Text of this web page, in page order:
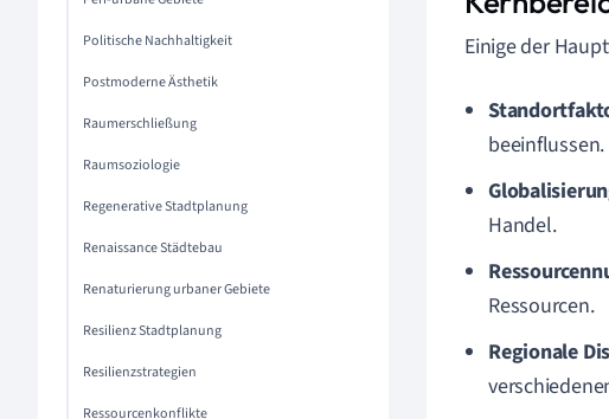
Politische Nachhaltigkeit
Postmoderne Ästhetik
Raumerschließung
Raumsoziologie
Regenerative Stadtplanung
Renaissance Städtebau
Renaturierung urbaner Gebiete
Resilienz Stadtplanung
Resilienzstrategien
Ressourcenkonflikte
Einige der
beeinflussen.
Handel.
Ressourcen.
Regionale